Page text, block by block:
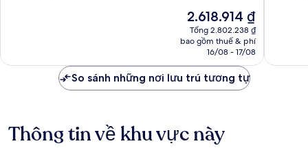
xét
Giá
hiện
tại
2.618.914 ₫
2.618.914 ₫
Tổng 2.802.238 ₫
bao gồm thuế & phí
16/08 - 17/08
xét
So sánh những nơi lưu trú tương tự
Thông tin về khu vực này